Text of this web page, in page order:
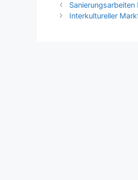
Interkultureller